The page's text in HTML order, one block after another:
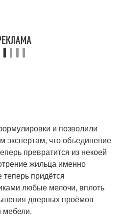
и позволили
экспертам, что объединение
превратится из некоей
жильца именно
придётся
любые мелочи, вплоть
дверных проёмов
мебели.